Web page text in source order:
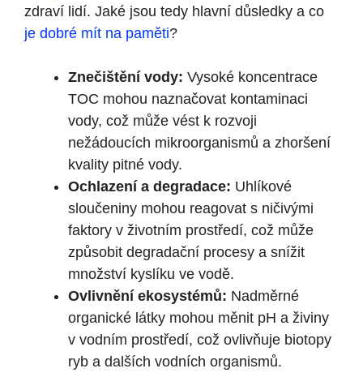
zdraví lidí. Jaké jsou tedy hlavní důsledky a co
je dobré mít ⁢na paměti?
Znečištění vody: Vysoké koncentrace
TOC mohou naznačovat ⁤kontaminaci
vody, což může vést k‍ rozvoji
nežádoucích mikroorganismů a ​zhoršení
kvality pitné vody.
Ochlazení a degradace: Uhlíkové
sloučeniny mohou reagovat s ničivými
faktory v životním prostředí, což může
způsobit degradační procesy ⁤a snížit
množství kyslíku ve vodě.
Ovlivnění‌ ekosystémů: Nadměrné
organické ‌látky mohou‍ měnit pH a živiny
‌v vodním prostředí, což ovlivňuje biotopy
‌ryb a‌ dalších vodních organismů.